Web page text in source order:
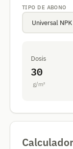
TIPO DE ABONO
Dosis
30
g/m²